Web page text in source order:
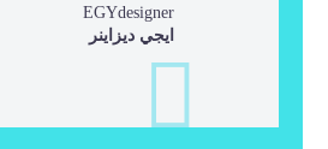
EGYdesigner
ايجي ديزاينر